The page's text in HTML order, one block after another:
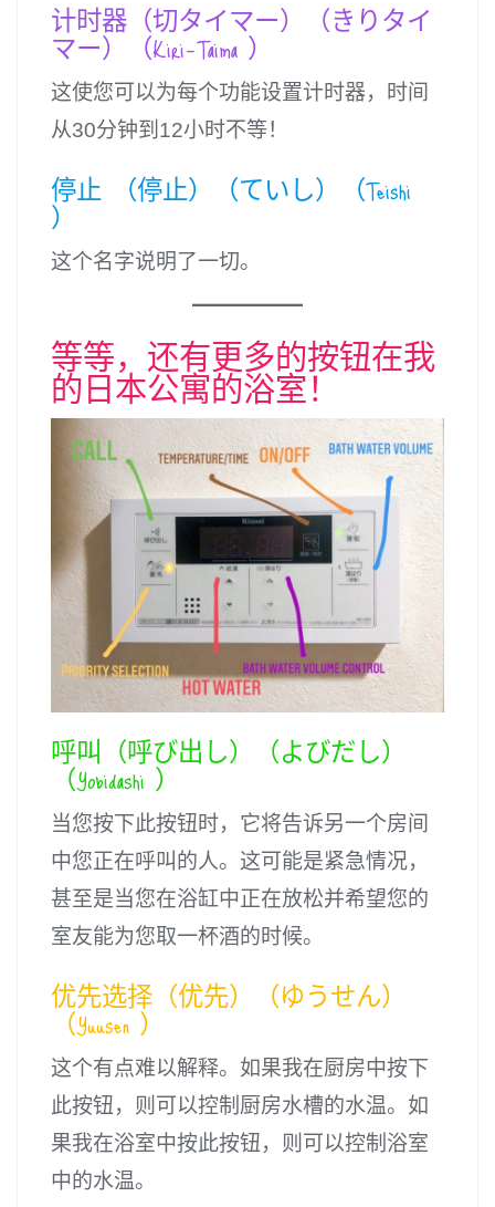
计时器（切タイマー）（きりタイ
マー）（Kiri-Taima ）
这使您可以为每个功能设置计时器，时间
从30分钟到12小时不等！
停止 （停止）（ていし）（Teishi
）
这个名字说明了一切。
等等，还有更多的按钮在我
的日本公寓的浴室！
呼叫（呼び出し）（よびだし）
（Yobidashi ）
当您按下此按钮时，它将告诉另一个房间
中您正在呼叫的人。这可能是紧急情况，
甚至是当您在浴缸中正在放松并希望您的
室友能为您取一杯酒的时候。
优先选择（优先）（ゆうせん）
（Yuusen ）
这个有点难以解释。如果我在厨房中按下
此按钮，则可以控制厨房水槽的水温。如
果我在浴室中按此按钮，则可以控制浴室
中的水温。